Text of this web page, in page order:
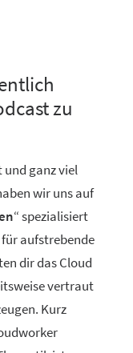
zu
ganz viel
wir uns auf
“ spezialisiert
aufstrebende
dir das Cloud
vertraut
Kurz